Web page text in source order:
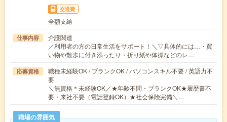
交通費
全額支給
仕事内容
介護関連
／利用者の方の日常生活をサポート！＼▽具体的には…・買
い物や散歩に付き添ったり・折り紙や体操などのレ…
応募資格
職種未経験OK / ブランクOK / パソコンスキル不要 / 英語力不
要
＼無資格＊未経験OK／★年齢不問・ブランクOK★履歴書不
要・来社不要（電話登録OK）★社会保険完備＼…
職場の雰囲気